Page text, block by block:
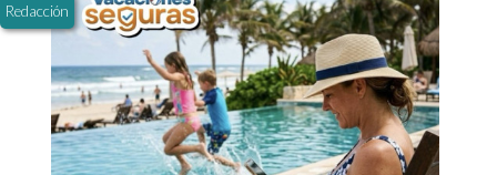
Redacción